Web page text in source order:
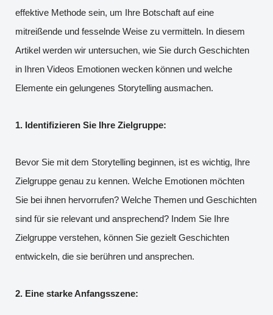
effektive Methode sein, um Ihre Botschaft auf eine
mitreißende und fesselnde Weise zu vermitteln. In diesem
Artikel werden wir untersuchen, wie Sie durch Geschichten
in Ihren Videos Emotionen wecken können und welche
Elemente ein gelungenes Storytelling ausmachen.
1. Identifizieren Sie Ihre Zielgruppe:
Bevor Sie mit dem Storytelling beginnen, ist es wichtig, Ihre
Zielgruppe genau zu kennen. Welche Emotionen möchten
Sie bei ihnen hervorrufen? Welche Themen und Geschichten
sind für sie relevant und ansprechend? Indem Sie Ihre
Zielgruppe verstehen, können Sie gezielt Geschichten
entwickeln, die sie berühren und ansprechen.
2. Eine starke Anfangsszene: